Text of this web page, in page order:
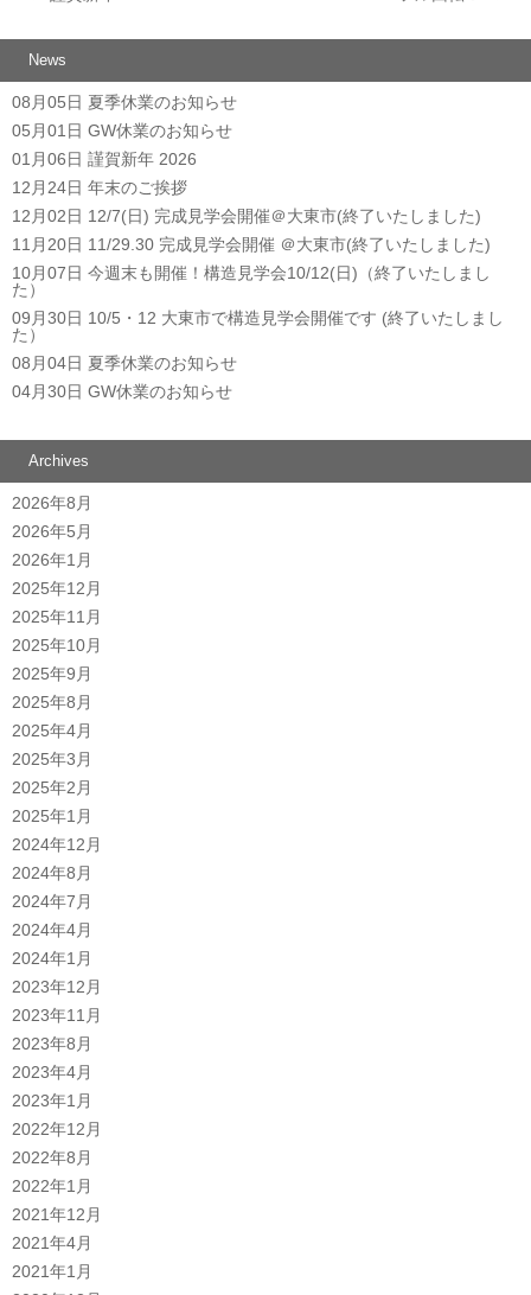
News
08月05日 夏季休業のお知らせ
05月01日 GW休業のお知らせ
01月06日 謹賀新年 2026
12月24日 年末のご挨拶
12月02日 12/7(日) 完成見学会開催＠大東市(終了いたしました)
11月20日 11/29.30 完成見学会開催 ＠大東市(終了いたしました)
10月07日 今週末も開催！構造見学会10/12(日)（終了いたしまし
た）
09月30日 10/5・12 大東市で構造見学会開催です (終了いたしまし
た）
08月04日 夏季休業のお知らせ
04月30日 GW休業のお知らせ
Archives
2026年8月
2026年5月
2026年1月
2025年12月
2025年11月
2025年10月
2025年9月
2025年8月
2025年4月
2025年3月
2025年2月
2025年1月
2024年12月
2024年8月
2024年7月
2024年4月
2024年1月
2023年12月
2023年11月
2023年8月
2023年4月
2023年1月
2022年12月
2022年8月
2022年1月
2021年12月
2021年4月
2021年1月